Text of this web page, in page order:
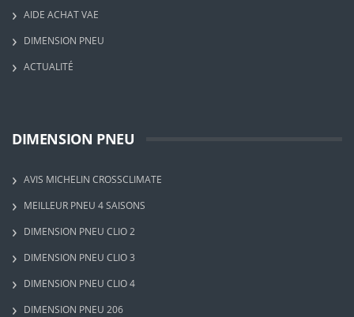
AIDE ACHAT VAE
DIMENSION PNEU
ACTUALITÉ
DIMENSION PNEU
AVIS MICHELIN CROSSCLIMATE
MEILLEUR PNEU 4 SAISONS
DIMENSION PNEU CLIO 2
DIMENSION PNEU CLIO 3
DIMENSION PNEU CLIO 4
DIMENSION PNEU 206